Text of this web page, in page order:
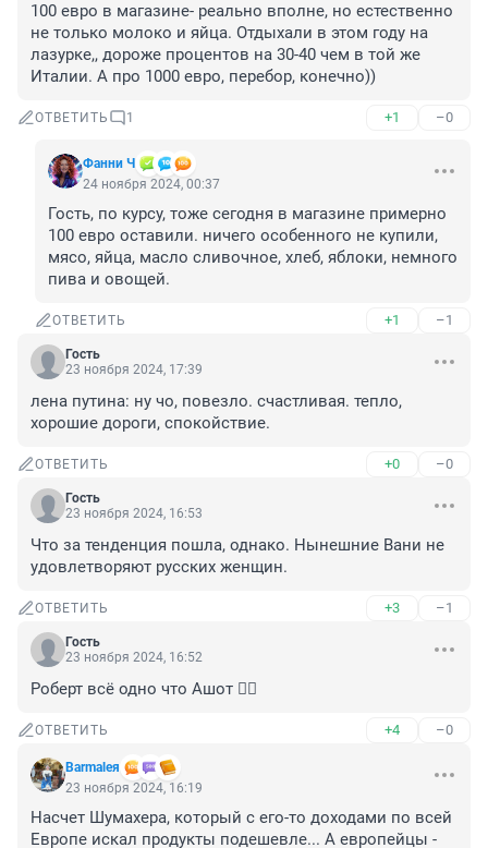
100 евро в магазине- реально вполне, но естественно
не только молоко и яйца. Отдыхали в этом году на
лазурке,, дороже процентов на 30-40 чем в той же
Италии. А про 1000 евро, перебор, конечно))
ОТВЕТИТЬ 1 +1 –0
Фанни Ч
24 ноября 2024, 00:37
Гость, по курсу, тоже сегодня в магазине примерно
100 евро оставили. ничего особенного не купили,
мясо, яйца, масло сливочное, хлеб, яблоки, немного
пива и овощей.
ОТВЕТИТЬ +1 –1
Гость
23 ноября 2024, 17:39
лена путина: ну чо, повезло. счастливая. тепло,
хорошие дороги, спокойствие.
ОТВЕТИТЬ +0 –0
Гость
23 ноября 2024, 16:53
Что за тенденция пошла, однако. Нынешние Вани не
удовлетворяют русских женщин.
ОТВЕТИТЬ +3 –1
Гость
23 ноября 2024, 16:52
Роберт всё одно что Ашот 🤦‍♂️
ОТВЕТИТЬ +4 –0
Barmaleя
23 ноября 2024, 16:19
Насчет Шумахера, который с его-то доходами по всей
Европе искал продукты подешевле... А европейцы -